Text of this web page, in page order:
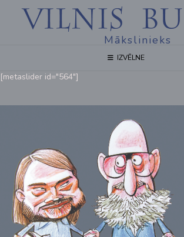
Mākslinieks
IZVĒLNE
[metaslider id="564"]